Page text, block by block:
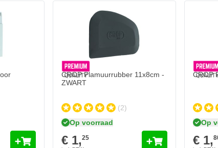
CROP Plamuurrubber 11x8cm -
ZWART
(2)
Op voorraad
€ 1,25
CROP
Op
€ 1,